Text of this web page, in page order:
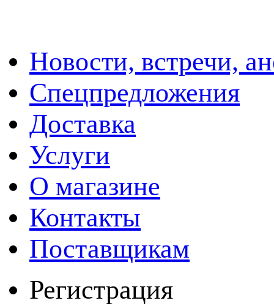
Новости, встречи,
Спецпредложения
Доставка
Услуги
О магазине
Контакты
Поставщикам
Регистрация